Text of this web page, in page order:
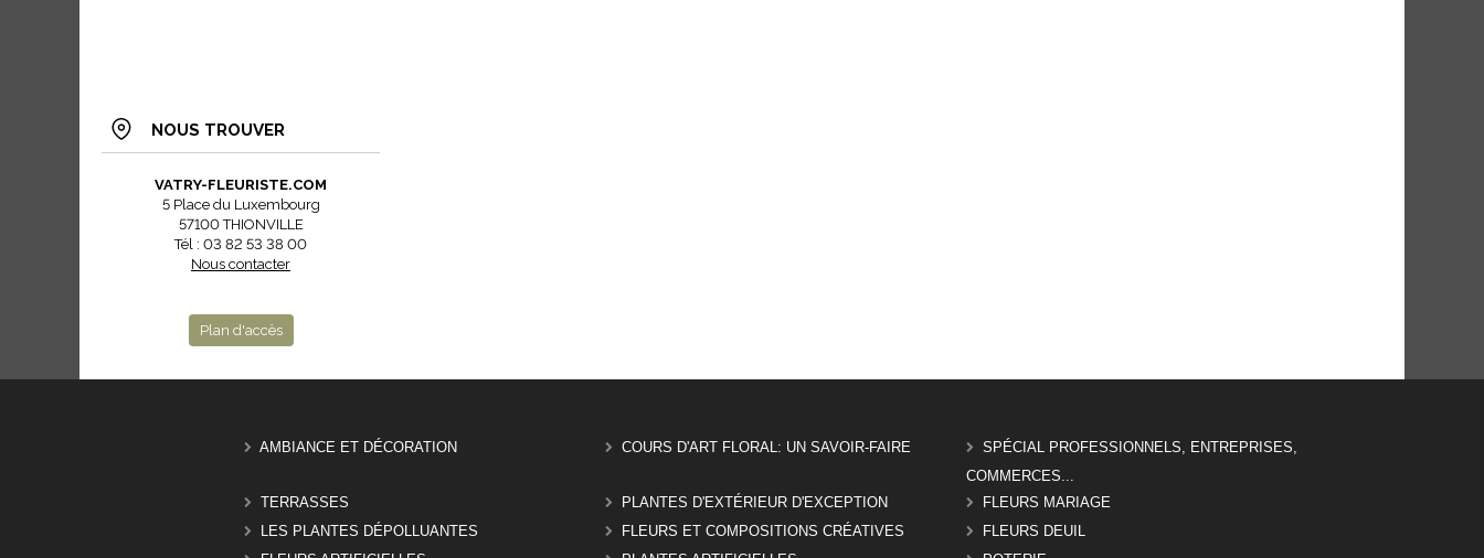
NOUS TROUVER
VATRY-FLEURISTE.COM
5 Place du Luxembourg
57100 THIONVILLE
Tél : 03 82 53 38 00
Nous contacter
Plan d'accès
AMBIANCE ET DÉCORATION COURS D'ART FLORAL: UN SAVOIR-FAIRE
SPÉCIAL PROFESSIONNELS, ENTREPRISES,
COMMERCES...
TERRASSES
PLANTES D'EXTÉRIEUR D'EXCEPTION
FLEURS MARIAGE
LES PLANTES DÉPOLLUANTES
FLEURS ET COMPOSITIONS CRÉATIVES
FLEURS DEUIL